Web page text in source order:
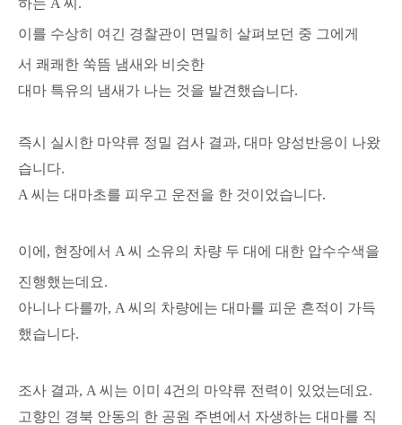
하는 A 씨.
이를 수상히 여긴 경찰관이 면밀히 살펴보던 중 그에게
서 쾌쾌한 쑥뜸 냄새와 비슷한
대마 특유의 냄새가 나는 것을 발견했습니다.
즉시 실시한 마약류 정밀 검사 결과, 대마 양성반응이 나왔
습니다.
A 씨는 대마초를 피우고 운전을 한 것이었습니다.
이에, 현장에서 A 씨 소유의 차량 두 대에 대한 압수수색을
진행했는데요.
아니나 다를까, A 씨의 차량에는 대마를 피운 흔적이 가득
했습니다.
조사 결과, A 씨는 이미 4건의 마약류 전력이 있었는데요.
고향인 경북 안동의 한 공원 주변에서 자생하는 대마를 직